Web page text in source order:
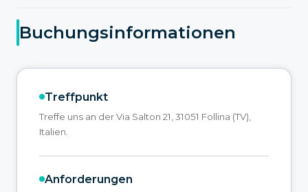
Buchungsinformationen
Treffpunkt
Treffe uns an der Via Salton 21, 31051 Follina (TV),
Italien.
Anforderungen